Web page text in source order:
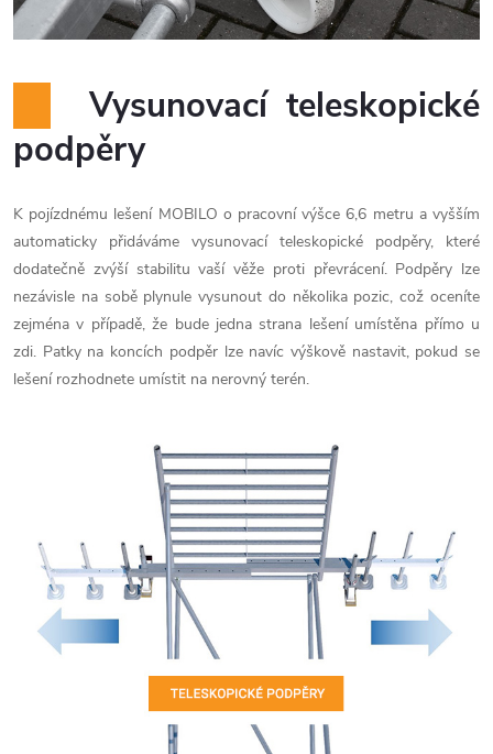
Vysunovací teleskopické
podpěry
K pojízdnému lešení MOBILO o pracovní výšce 6,6 metru a vyšším
automaticky přidáváme vysunovací teleskopické podpěry, které
dodatečně zvýší stabilitu vaší věže proti převrácení. Podpěry lze
nezávisle na sobě plynule vysunout do několika pozic, což oceníte
zejména v případě, že bude jedna strana lešení umístěna přímo u
zdi. Patky na koncích podpěr lze navíc výškově nastavit, pokud se
lešení rozhodnete umístit na nerovný terén.